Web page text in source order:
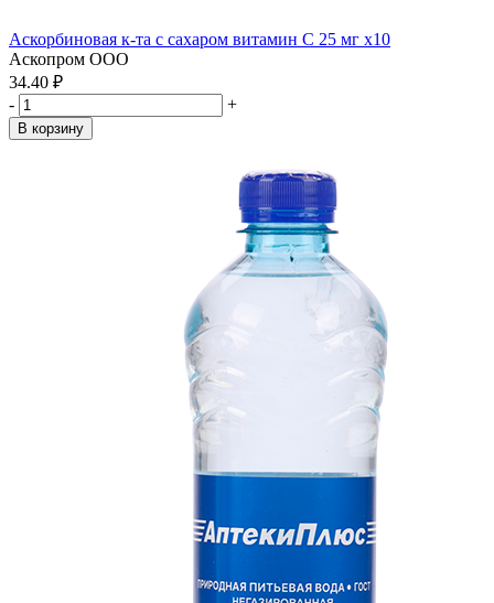
Аскорбиновая к-та с сахаром витамин С 25 мг x10
Аскопром ООО
34.40 ₽
-
+
В корзину